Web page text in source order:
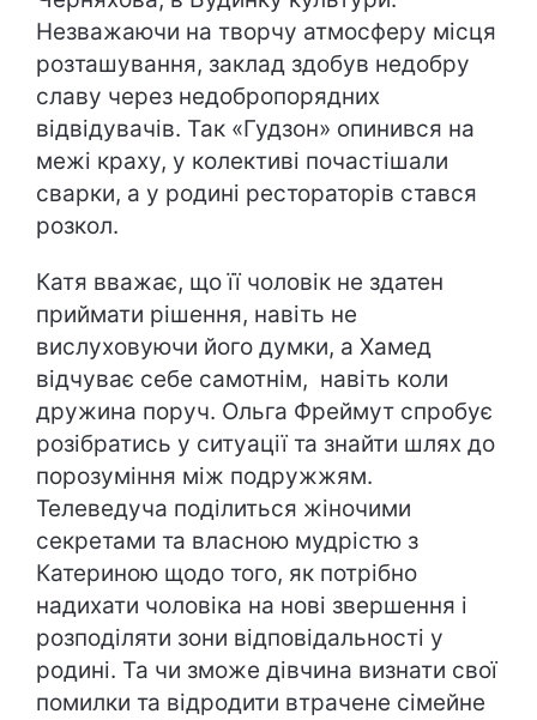
Незважаючи на творчу атмосферу місця
розташування, заклад здобув недобру
славу через недобропорядних
відвідувачів. Так «Гудзон» опинився на
межі краху, у колективі почастішали
сварки, а у родині рестораторів стався
розкол.
Катя вважає, що її чоловік не здатен
приймати рішення, навіть не
вислуховуючи його думки, а Хамед
відчуває себе самотнім, навіть коли
дружина поруч. Ольга Фреймут спробує
розібратись у ситуації та знайти шлях до
порозуміння між подружжям.
Телеведуча поділиться жіночими
секретами та власною мудрістю з
Катериною щодо того, як потрібно
надихати чоловіка на нові звершення і
розподіляти зони відповідальності у
родині. Та чи зможе дівчина визнати свої
помилки та відродити втрачене сімейне